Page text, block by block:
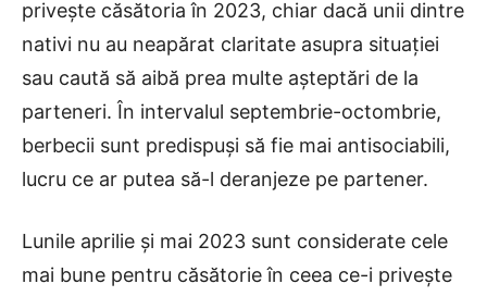
privește căsătoria în 2023, chiar dacă unii dintre
nativi nu au neapărat claritate asupra situației
sau caută să aibă prea multe așteptări de la
parteneri. În intervalul septembrie-octombrie,
berbecii sunt predispuși să fie mai antisociabili,
lucru ce ar putea să-l deranjeze pe partener.
Lunile aprilie și mai 2023 sunt considerate cele
mai bune pentru căsătorie în ceea ce-i privește